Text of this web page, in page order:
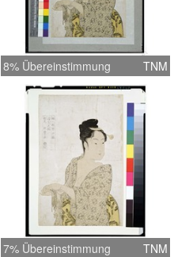
8% Übereinstimmung TNM
7% Übereinstimmung TNM